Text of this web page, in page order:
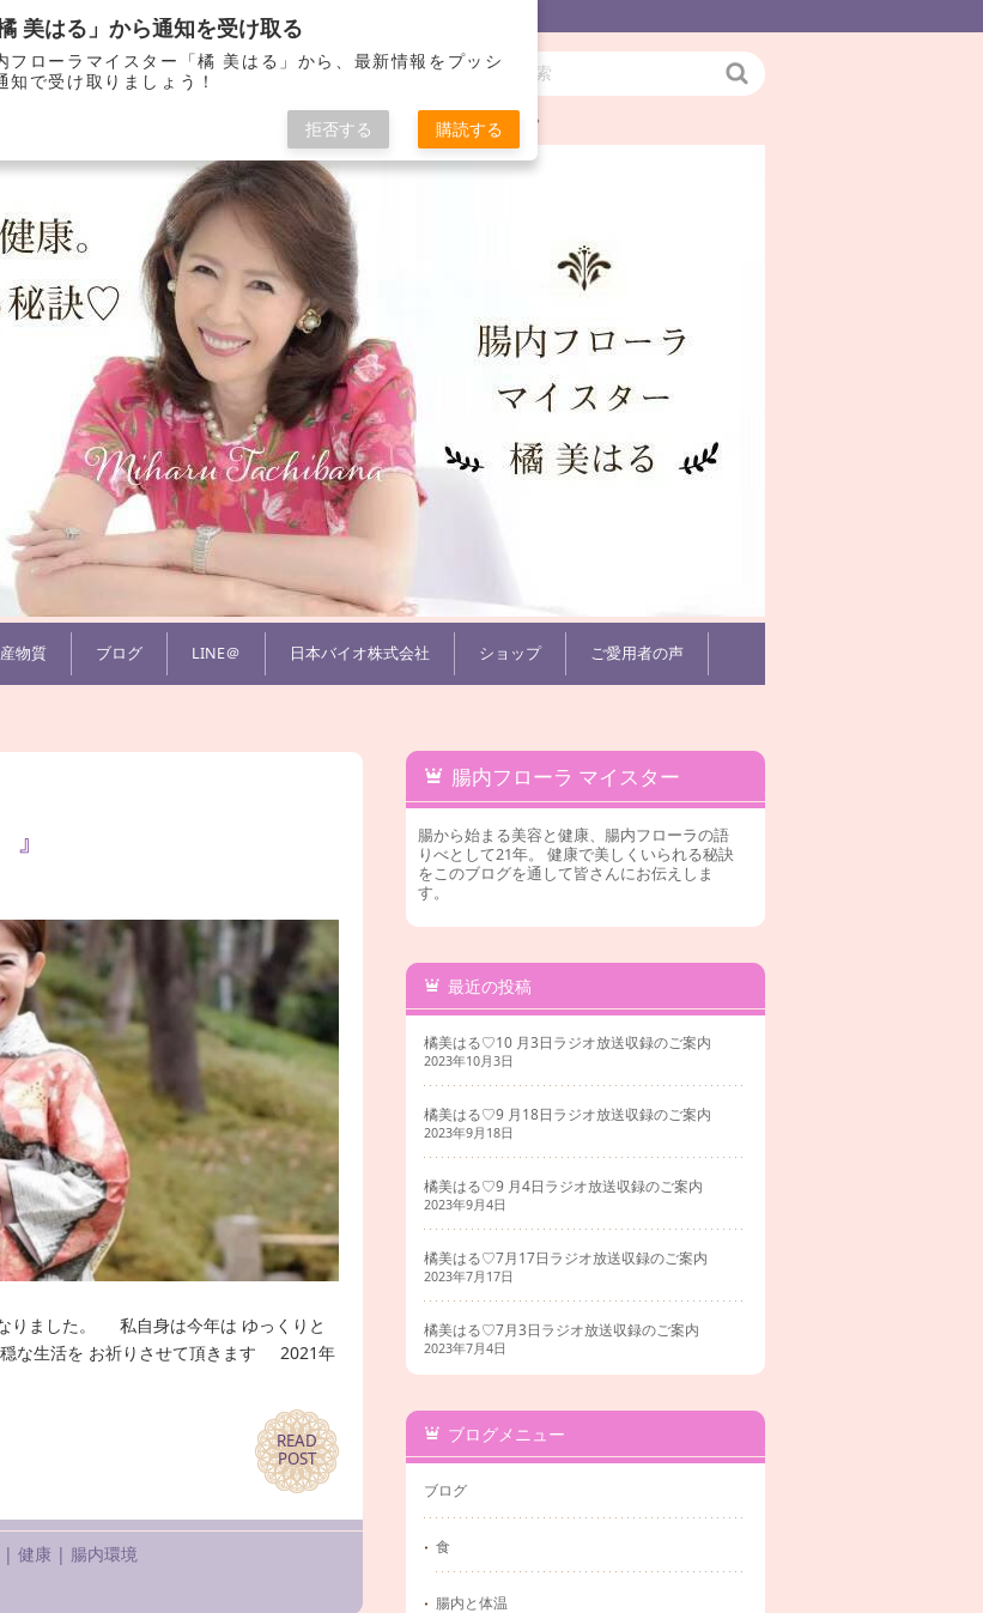
健康で美しくいられる秘訣をこのブログを通して皆さんにお伝えします。
索
物質 ブログ LINE＠ 日本バイオ株式会社 ショップ ご愛用者の声
りました。 私自身は今年は ゆっくりと
穏な生活を お祈りさせて頂きます 2021年
READ
POST
READ
POST
|健康 | 腸内環境
腸内フローラ マイスター
腸から始まる美容と健康、腸内フローラの語
りべとして21年。 健康で美しくいられる秘訣
をこのブログを通して皆さんにお伝えしま
す。
最近の投稿
橘美はる♡10 月3日ラジオ放送収録のご案内
2023年10月3日
橘美はる♡9 月18日ラジオ放送収録のご案内
2023年9月18日
橘美はる♡9 月4日ラジオ放送収録のご案内
2023年9月4日
橘美はる♡7月17日ラジオ放送収録のご案内
2023年7月17日
橘美はる♡7月3日ラジオ放送収録のご案内
2023年7月4日
ブログメニュー
ブログ
食
腸内と体温
橘 美はる」から通知を受け取る
フローラマイスター「橘 美はる」から、最新情報をプッシ
知で受け取りましょう！
拒否する 購読する